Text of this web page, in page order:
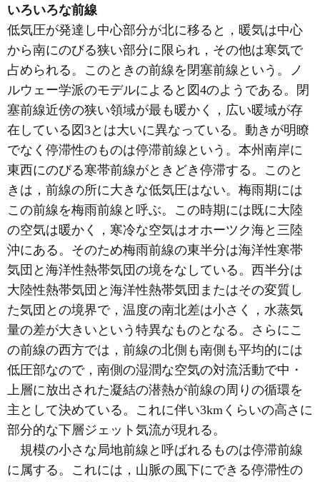
いろいろな前線
低気圧が発達し中心部分が北に移ると，暖気は中心
から南にのびる狭い部分に限られ，その他は寒気で
占められる。このときの前線を閉塞前線という。ノ
ルウェー学派のモデルによると図4のようである。閉
塞前線近傍の狭い領域が最も暖かく，広い暖域が存
在している図3とは大いに異なっている。動きが明瞭
でなく停滞性のものは停滞前線という。本州南岸に
東西にのびる寒帯前線がときどき停滞する。このと
きは，前線の所に大きな低気圧はない。梅雨期には
この前線を梅雨前線と呼ぶ。この時期には既に大陸
の空気は暖かく，寒冷な空気はオホーツク海と三陸
沖にある。そのため梅雨前線の東半分は海洋性寒帯
気団と海洋性熱帯気団の境をなしている。西半分は
大陸性熱帯気団と海洋性熱帯気団またはその変質し
た気団との境界で，温度の南北差は小さく，水蒸気
量の差が大きいという特異なものとなる。さらにこ
の前線の西方では，前線の北側も南側も平均的には
低圧部なので，南側の湿潤な空気の対流活動で中・
上層に放出された凝結の潜熱が前線の周りの循環を
主として決めている。これに伴い3kmくらいの高さに
部分的な下層ジェット気流が現れる。
規模の小さな局地前線と呼ばれるものは停滞前線
に属する。これには，山脈の風下にできる停滞性の